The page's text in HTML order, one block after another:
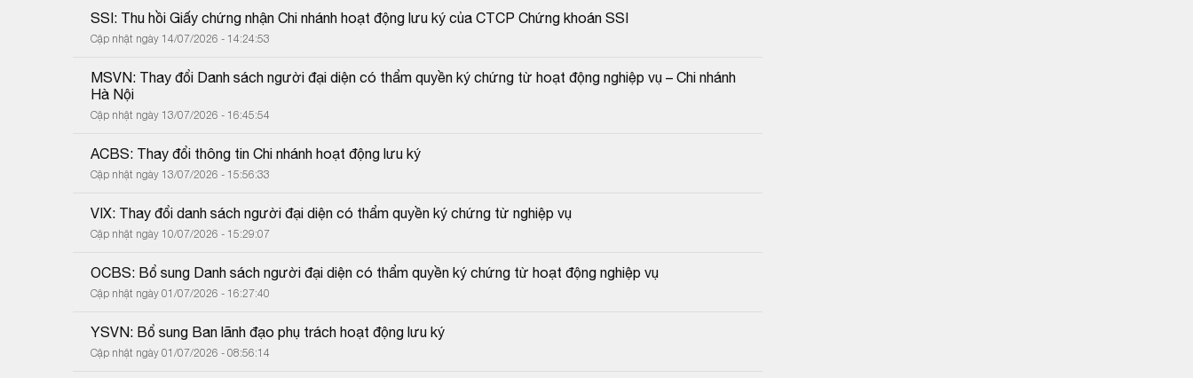
SSI: Thu hồi Giấy chứng nhận Chi nhánh hoạt động lưu ký của CTCP Chứng khoán SSI
Cập nhật ngày 14/07/2026 - 14:24:53
MSVN: Thay đổi Danh sách người đại diện có thẩm quyền ký chứng từ hoạt động nghiệp vụ – Chi nhánh
Hà Nội
Cập nhật ngày 13/07/2026 - 16:45:54
ACBS: Thay đổi thông tin Chi nhánh hoạt động lưu ký
Cập nhật ngày 13/07/2026 - 15:56:33
VIX: Thay đổi danh sách người đại diện có thẩm quyền ký chứng từ nghiệp vụ
Cập nhật ngày 10/07/2026 - 15:29:07
OCBS: Bổ sung Danh sách người đại diện có thẩm quyền ký chứng từ hoạt động nghiệp vụ
Cập nhật ngày 01/07/2026 - 16:27:40
YSVN: Bổ sung Ban lãnh đạo phụ trách hoạt động lưu ký
Cập nhật ngày 01/07/2026 - 08:56:14